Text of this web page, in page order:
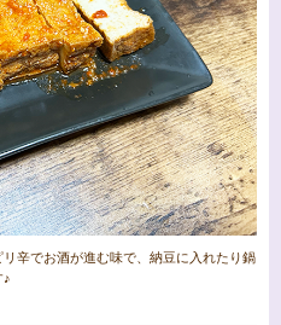
辛でお酒が進む味で、納豆に入れたり鍋
♪